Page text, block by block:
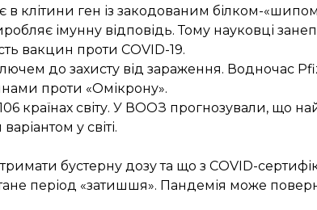
клітини ген із закодованим білком-
імунну відповідь. Тому науковці
вакцин проти COVID-19.
до захисту від зараження. Водночас
проти «Омікрону».
країнах світу. У ВООЗ прогнозували, що
у світі.
бустерну дозу та що з COVID-
період «затишшя». Пандемія може